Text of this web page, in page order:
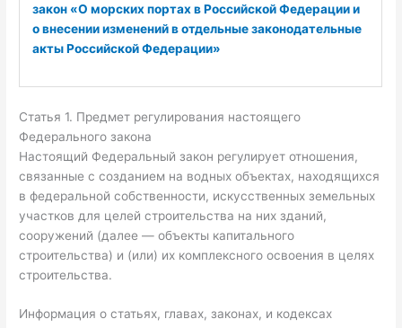
закон «О морских портах в Российской Федерации и
о внесении изменений в отдельные законодательные
акты Российской Федерации»
Статья 1. Предмет регулирования настоящего
Федерального закона
Настоящий Федеральный закон регулирует отношения,
связанные с созданием на водных объектах, находящихся
в федеральной собственности, искусственных земельных
участков для целей строительства на них зданий,
сооружений (далее — объекты капитального
строительства) и (или) их комплексного освоения в целях
строительства.
Информация о статьях, главах, законах, и кодексах